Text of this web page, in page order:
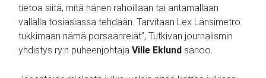
tietoa siitä, mitä hänen rahoillaan tai antamallaan
vallalla tosiasiassa tehdään. Tarvitaan Lex Länsimetro
tukkimaan nämä porsaanreiät”, Tutkivan journalismin
yhdistys ry:n puheenjohtaja Ville Eklund sanoo.